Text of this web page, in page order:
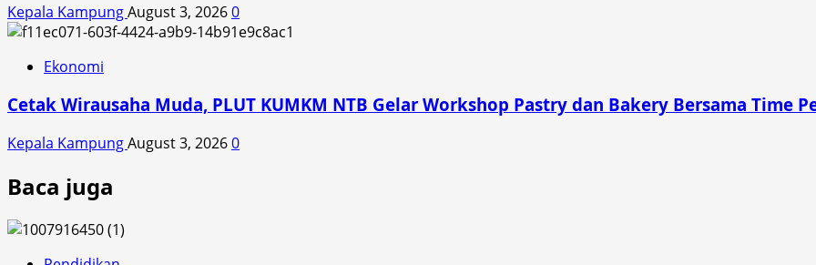
Kepala KampungAugust 3, 20260
Ekonomi
Cetak Wirausaha Muda, PLUT KUMKM NTB Gelar Workshop Pastry dan Bakery Bersama Time
Kepala KampungAugust 3, 20260
Baca juga